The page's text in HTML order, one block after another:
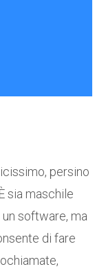
persino
sia maschile
software, ma
di fare